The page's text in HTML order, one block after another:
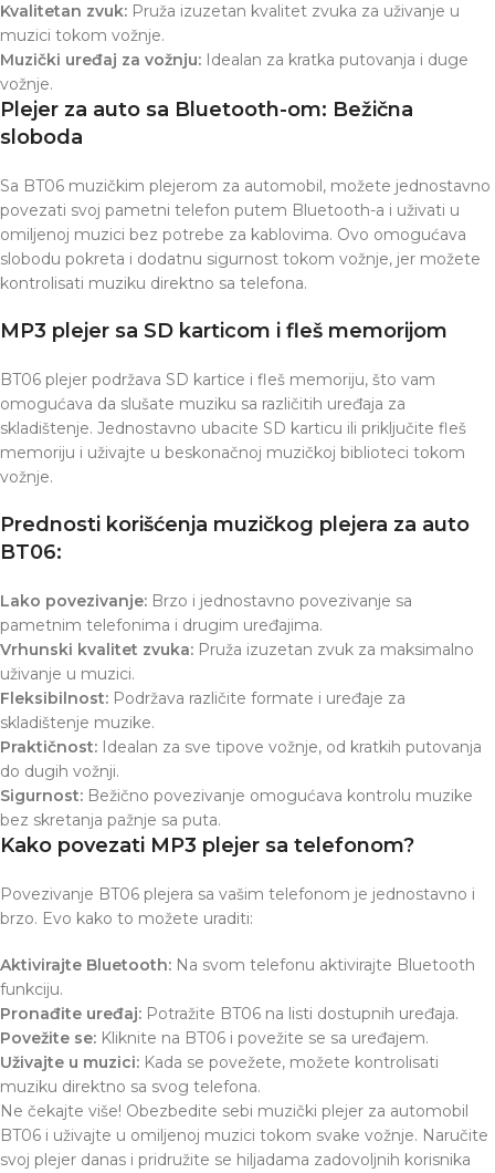
Kvalitetan zvuk: Pruža izuzetan kvalitet zvuka za uživanje u
muzici tokom vožnje.
Muzički uređaj za vožnju: Idealan za kratka putovanja i duge
vožnje.
Plejer za auto sa Bluetooth-om: Bežična
sloboda
Sa BT06 muzičkim plejerom za automobil, možete jednostavno
povezati svoj pametni telefon putem Bluetooth-a i uživati u
omiljenoj muzici bez potrebe za kablovima. Ovo omogućava
slobodu pokreta i dodatnu sigurnost tokom vožnje, jer možete
kontrolisati muziku direktno sa telefona.
MP3 plejer sa SD karticom i fleš memorijom
BT06 plejer podržava SD kartice i fleš memoriju, što vam
omogućava da slušate muziku sa različitih uređaja za
skladištenje. Jednostavno ubacite SD karticu ili priključite fleš
memoriju i uživajte u beskonačnoj muzičkoj biblioteci tokom
vožnje.
Prednosti korišćenja muzičkog plejera za auto
BT06:
Lako povezivanje: Brzo i jednostavno povezivanje sa
pametnim telefonima i drugim uređajima.
Vrhunski kvalitet zvuka: Pruža izuzetan zvuk za maksimalno
uživanje u muzici.
Fleksibilnost: Podržava različite formate i uređaje za
skladištenje muzike.
Praktičnost: Idealan za sve tipove vožnje, od kratkih putovanja
do dugih vožnji.
Sigurnost: Bežično povezivanje omogućava kontrolu muzike
bez skretanja pažnje sa puta.
Kako povezati MP3 plejer sa telefonom?
Povezivanje BT06 plejera sa vašim telefonom je jednostavno i
brzo. Evo kako to možete uraditi:
Aktivirajte Bluetooth: Na svom telefonu aktivirajte Bluetooth
funkciju.
Pronađite uređaj: Potražite BT06 na listi dostupnih uređaja.
Povežite se: Kliknite na BT06 i povežite se sa uređajem.
Uživajte u muzici: Kada se povežete, možete kontrolisati
muziku direktno sa svog telefona.
Ne čekajte više! Obezbedite sebi muzički plejer za automobil
BT06 i uživajte u omiljenoj muzici tokom svake vožnje. Naručite
svoj plejer danas i pridružite se hiljadama zadovoljnih korisnika